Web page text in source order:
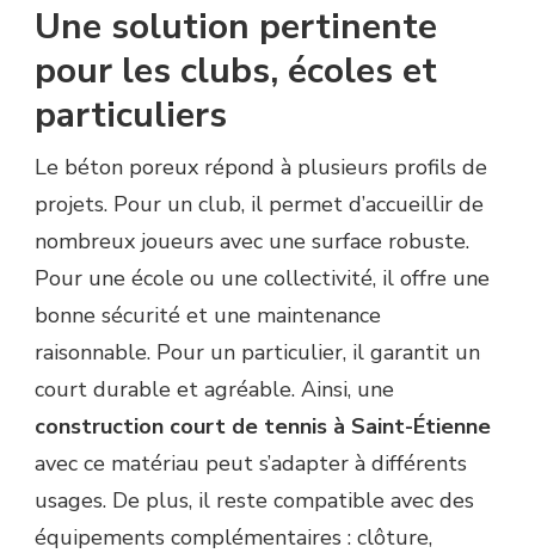
Une solution pertinente
pour les clubs, écoles et
particuliers
Le béton poreux répond à plusieurs profils de
projets. Pour un club, il permet d’accueillir de
nombreux joueurs avec une surface robuste.
Pour une école ou une collectivité, il offre une
bonne sécurité et une maintenance
raisonnable. Pour un particulier, il garantit un
court durable et agréable. Ainsi, une
construction court de tennis à Saint-Étienne
avec ce matériau peut s’adapter à différents
usages. De plus, il reste compatible avec des
équipements complémentaires : clôture,